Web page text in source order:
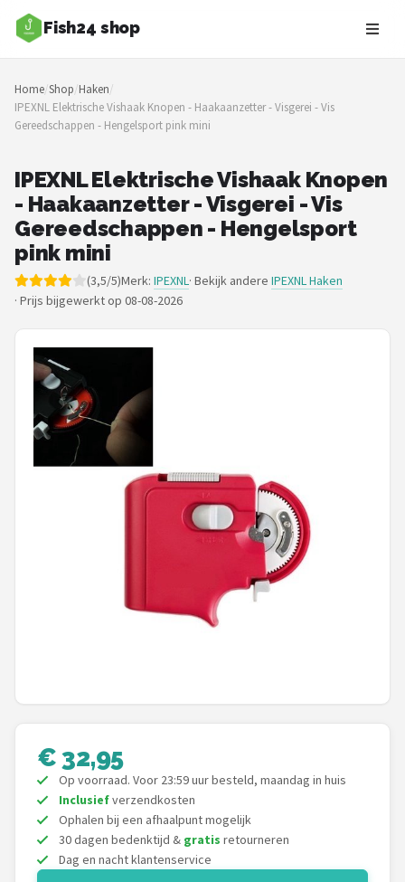
Fish24 shop
Zoeken
NAVIGATIE
Shop
Merken
Blog
Hengelsoorten
Hengels
Molens
Dobbers
Kunstaas
Rapala
PB Products
Fox Rage
Rozemeijer
Home/Shop/Haken/
IPEXNL Elektrische Vishaak Knopen - Haakaanzetter - Visgerei - Vis
Gereedschappen - Hengelsport pink mini
IPEXNL Elektrische Vishaak Knopen
- Haakaanzetter - Visgerei - Vis
Gereedschappen - Hengelsport
pink mini
(3,5/5)Merk: IPEXNL· Bekijk andere IPEXNL Haken
· Prijs bijgewerkt op 08-08-2026
€ 32,95
Op voorraad. Voor 23:59 uur besteld, maandag in huis
Inclusiefverzendkosten
Ophalen bij een afhaalpunt mogelijk
30 dagen bedenktijd & gratis retourneren
Dag en nacht klantenservice